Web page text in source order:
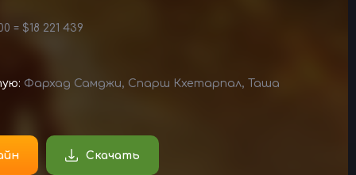
= $18 221 439
Фархад Самджи, Спарш Кхетарпал, Таша
Скачать